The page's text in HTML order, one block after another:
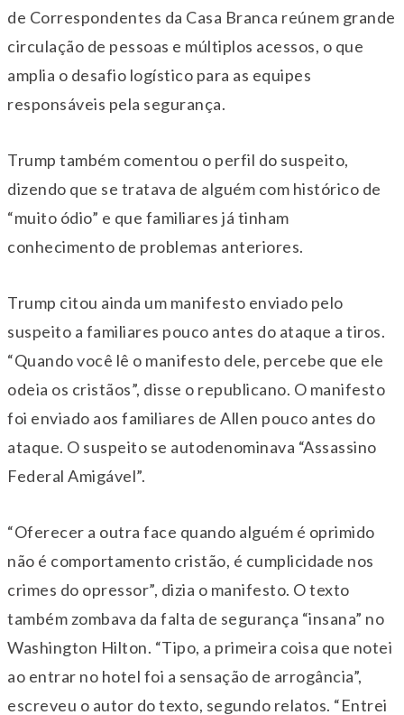
de Correspondentes da Casa Branca reúnem grande
circulação de pessoas e múltiplos acessos, o que
amplia o desafio logístico para as equipes
responsáveis pela segurança.
Trump também comentou o perfil do suspeito,
dizendo que se tratava de alguém com histórico de
“muito ódio” e que familiares já tinham
conhecimento de problemas anteriores.
Trump citou ainda um manifesto enviado pelo
suspeito a familiares pouco antes do ataque a tiros.
“Quando você lê o manifesto dele, percebe que ele
odeia os cristãos”, disse o republicano. O manifesto
foi enviado aos familiares de Allen pouco antes do
ataque. O suspeito se autodenominava “Assassino
Federal Amigável”.
“Oferecer a outra face quando alguém é oprimido
não é comportamento cristão, é cumplicidade nos
crimes do opressor”, dizia o manifesto. O texto
também zombava da falta de segurança “insana” no
Washington Hilton. “Tipo, a primeira coisa que notei
ao entrar no hotel foi a sensação de arrogância”,
escreveu o autor do texto, segundo relatos. “Entrei